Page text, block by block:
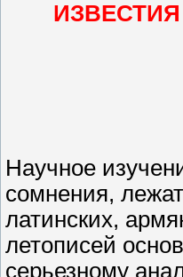
Научное
сомнения,
латинских,
летописей
серьезному